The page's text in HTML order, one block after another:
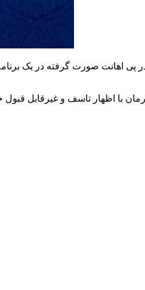
پی اهانت صورت گرفته در یک
با اظهار تاسف و غیرقابل قبول